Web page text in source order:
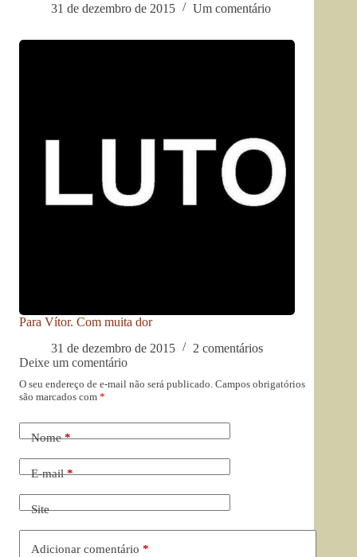
31 de dezembro de 2015
Um comentário
Para Vítor. Com muita dor
31 de dezembro de 2015
2 comentários
Deixe um comentário
O seu endereço de e-mail não será publicado. Campos obrigatórios
são marcados com *
Nome*
E-mail*
Site
Adicionar comentário *